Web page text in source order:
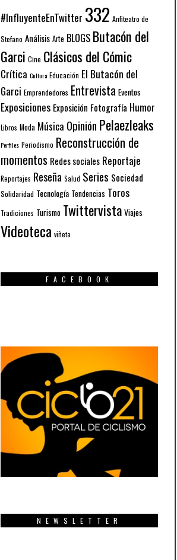
#InfluyenteEnTwitter 332 Anfiteatro de
Stefano Análisis Arte BLOGS Butacón del
Garci Cine Clásicos del Cómic
Crítica Cultura Educación El Butacón del
Garci Emprendedores Entrevista Eventos
Exposiciones Exposición Fotografía Humor
Libros Moda Música Opinión Pelaezleaks
Perfiles Periodismo Reconstrucción de
momentos Redes sociales Reportaje
Reportajes Reseña Salud Series Sociedad
Solidaridad Tecnología Tendencias Toros
Tradiciones Turismo Twittervista Viajes
Videoteca viñeta
FACEBOOK
NEWSLETTER